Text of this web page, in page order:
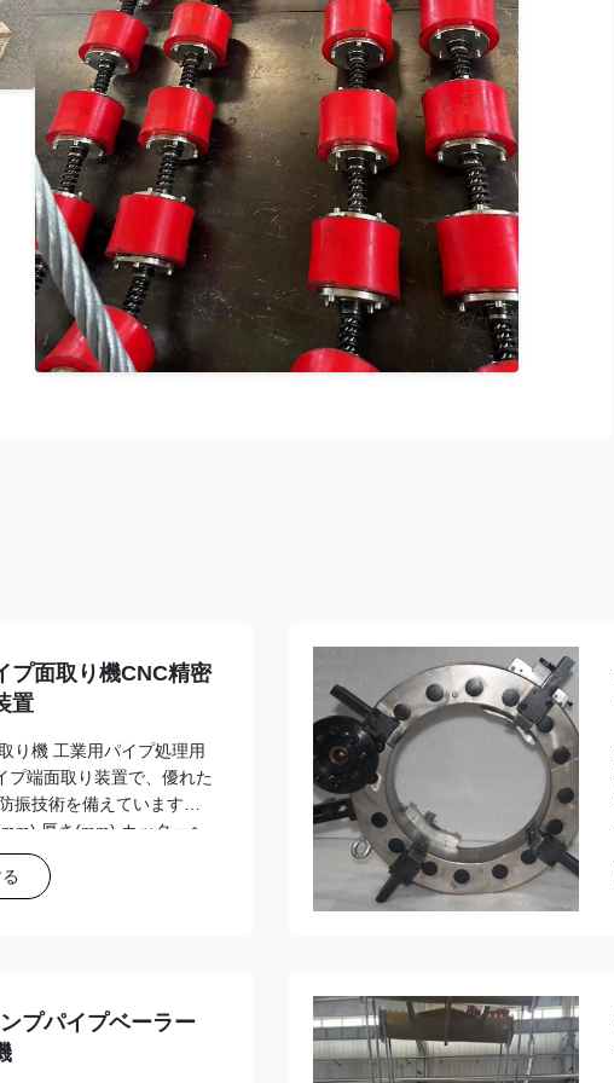
プ面取り機CNC精密
置
り機 工業用パイプ処理用
プ端面取り装置で、優れた
振技術を備えています。
厚さ(mm) カッターヘ
89 25~89 ≤30 42r/min
20r/min 油圧式/OCH 168
プパイプベーラー